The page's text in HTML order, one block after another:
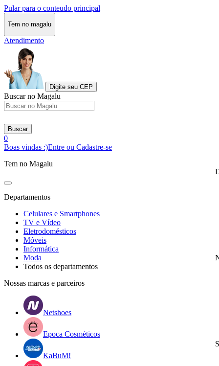
Pular para o conteudo principal
Tem no magalu
Atendimento
Digite seu CEP
Buscar no Magalu
Buscar
0
Boas vindas :)Entre ou Cadastre-se
Tem no Magalu
Departamentos
Celulares e Smartphones
TV e Vídeo
Eletrodomésticos
Móveis
Informática
Moda
Todos os departamentos
Nossas marcas e parceiros
Netshoes
Epoca Cosméticos
KaBuM!